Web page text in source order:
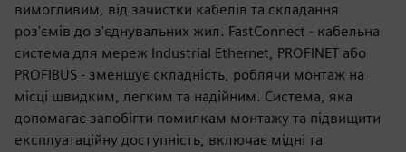
вимогливим, від зачистки кабелів та складання
роз'ємів до з'єднувальних жил. FastConnect - кабельна
система для мереж Industrial Ethernet, PROFINET або
PROFIBUS - зменшує складність, роблячи монтаж на
місці швидким, легким та надійним. Система, яка
допомагає запобігти помилкам монтажу та підвищити
експлуатаційну доступність, включає мідні та